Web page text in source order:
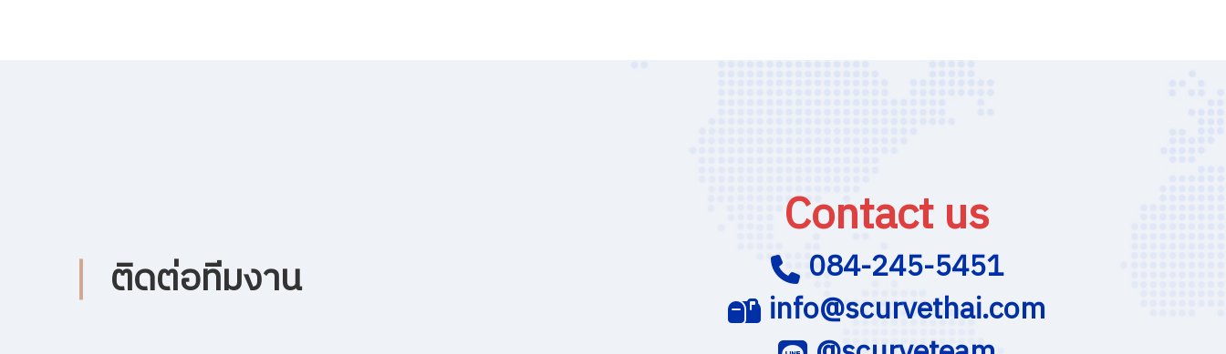
ติดต่อทีมงาน
Contact us
084-245-5451
info@scurvethai.com